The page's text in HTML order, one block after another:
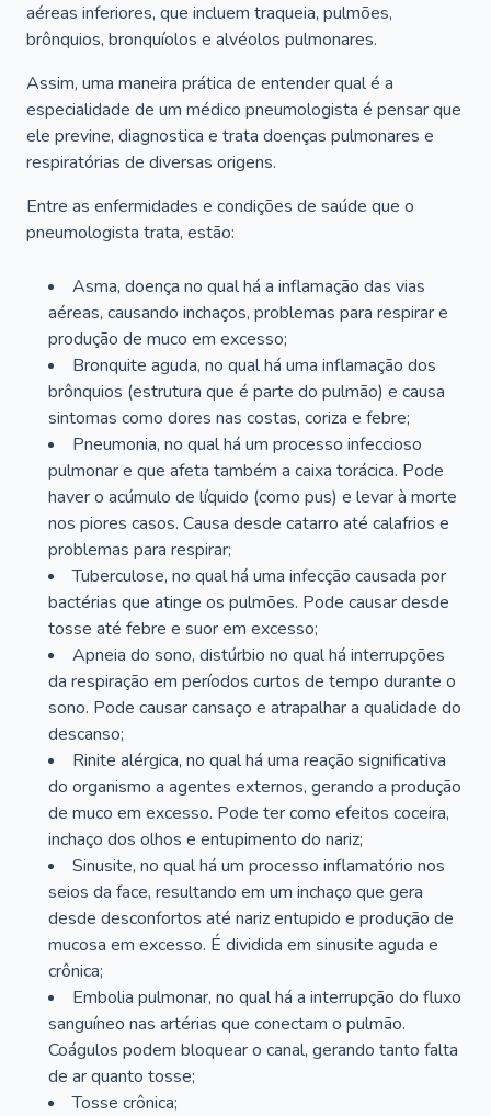
aéreas inferiores, que incluem traqueia, pulmões,
brônquios, bronquíolos e alvéolos pulmonares.
Assim, uma maneira prática de entender qual é a
especialidade de um médico pneumologista é pensar que
ele previne, diagnostica e trata doenças pulmonares e
respiratórias de diversas origens.
Entre as enfermidades e condições de saúde que o
pneumologista trata, estão:
Asma, doença no qual há a inflamação das vias
aéreas, causando inchaços, problemas para respirar e
produção de muco em excesso;
Bronquite aguda, no qual há uma inflamação dos
brônquios (estrutura que é parte do pulmão) e causa
sintomas como dores nas costas, coriza e febre;
Pneumonia, no qual há um processo infeccioso
pulmonar e que afeta também a caixa torácica. Pode
haver o acúmulo de líquido (como pus) e levar à morte
nos piores casos. Causa desde catarro até calafrios e
problemas para respirar;
Tuberculose, no qual há uma infecção causada por
bactérias que atinge os pulmões. Pode causar desde
tosse até febre e suor em excesso;
Apneia do sono, distúrbio no qual há interrupções
da respiração em períodos curtos de tempo durante o
sono. Pode causar cansaço e atrapalhar a qualidade do
descanso;
Rinite alérgica, no qual há uma reação significativa
do organismo a agentes externos, gerando a produção
de muco em excesso. Pode ter como efeitos coceira,
inchaço dos olhos e entupimento do nariz;
Sinusite, no qual há um processo inflamatório nos
seios da face, resultando em um inchaço que gera
desde desconfortos até nariz entupido e produção de
mucosa em excesso. É dividida em sinusite aguda e
crônica;
Embolia pulmonar, no qual há a interrupção do fluxo
sanguíneo nas artérias que conectam o pulmão.
Coágulos podem bloquear o canal, gerando tanto falta
de ar quanto tosse;
Tosse crônica;